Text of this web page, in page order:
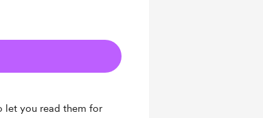
let you read them for